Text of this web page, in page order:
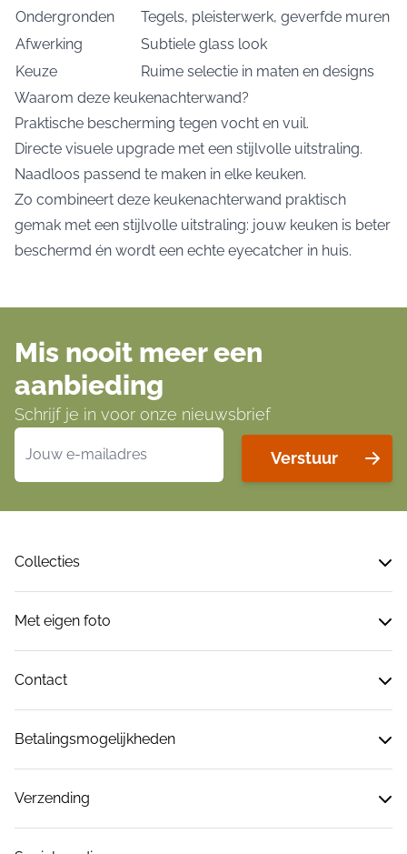
Ondergronden
Tegels, pleisterwerk, geverfde muren
Afwerking
Subtiele glass look
Keuze
Ruime selectie in maten en designs
Waarom deze keukenachterwand?
Praktische bescherming tegen vocht en vuil.
Directe visuele upgrade met een stijlvolle uitstraling.
Naadloos passend te maken in elke keuken.
Zo combineert deze keukenachterwand praktisch
gemak met een stijlvolle uitstraling: jouw keuken is beter
beschermd én wordt een echte eyecatcher in huis.
Mis nooit meer een
aanbieding
Schrijf je in voor onze nieuwsbrief
E-mailadres
Verstuur
Collecties
Met eigen foto
Contact
Betalingsmogelijkheden
Verzending